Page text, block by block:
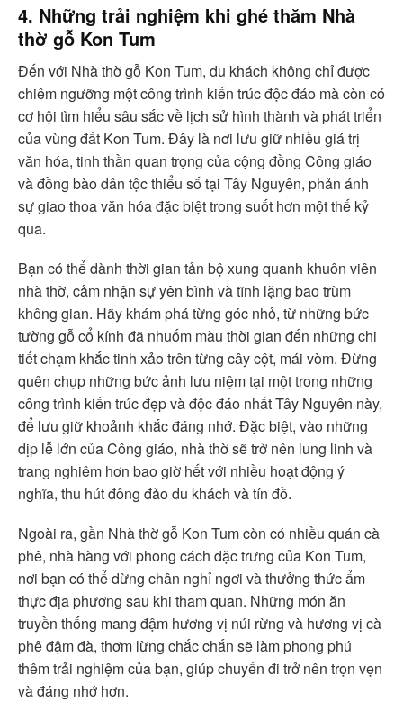
4. Những trải nghiệm khi ghé thăm Nhà
thờ gỗ Kon Tum
Đến với Nhà thờ gỗ Kon Tum, du khách không chỉ được
chiêm ngưỡng một công trình kiến trúc độc đáo mà còn có
cơ hội tìm hiểu sâu sắc về lịch sử hình thành và phát triển
của vùng đất Kon Tum. Đây là nơi lưu giữ nhiều giá trị
văn hóa, tinh thần quan trọng của cộng đồng Công giáo
và đồng bào dân tộc thiểu số tại Tây Nguyên, phản ánh
sự giao thoa văn hóa đặc biệt trong suốt hơn một thế kỷ
qua.
Bạn có thể dành thời gian tản bộ xung quanh khuôn viên
nhà thờ, cảm nhận sự yên bình và tĩnh lặng bao trùm
không gian. Hãy khám phá từng góc nhỏ, từ những bức
tường gỗ cổ kính đã nhuốm màu thời gian đến những chi
tiết chạm khắc tinh xảo trên từng cây cột, mái vòm. Đừng
quên chụp những bức ảnh lưu niệm tại một trong những
công trình kiến trúc đẹp và độc đáo nhất Tây Nguyên này,
để lưu giữ khoảnh khắc đáng nhớ. Đặc biệt, vào những
dịp lễ lớn của Công giáo, nhà thờ sẽ trở nên lung linh và
trang nghiêm hơn bao giờ hết với nhiều hoạt động ý
nghĩa, thu hút đông đảo du khách và tín đồ.
Ngoài ra, gần Nhà thờ gỗ Kon Tum còn có nhiều quán cà
phê, nhà hàng với phong cách đặc trưng của Kon Tum,
nơi bạn có thể dừng chân nghỉ ngơi và thưởng thức ẩm
thực địa phương sau khi tham quan. Những món ăn
truyền thống mang đậm hương vị núi rừng và hương vị cà
phê đậm đà, thơm lừng chắc chắn sẽ làm phong phú
thêm trải nghiệm của bạn, giúp chuyến đi trở nên trọn vẹn
và đáng nhớ hơn.